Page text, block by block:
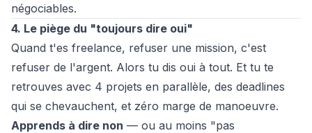
négociables.
4. Le piège du "toujours dire oui"
Quand t'es freelance, refuser une mission, c'est
refuser de l'argent. Alors tu dis oui à tout. Et tu te
retrouves avec 4 projets en parallèle, des deadlines
qui se chevauchent, et zéro marge de manoeuvre.
Apprends à dire non — ou au moins "pas